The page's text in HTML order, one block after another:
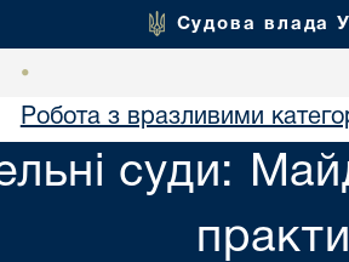
Судова влада
•
Робота з вразливими
суди: